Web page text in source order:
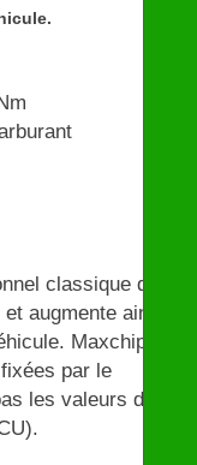
classique qui
augmente ainsi
Maxchip
par le
les valeurs de